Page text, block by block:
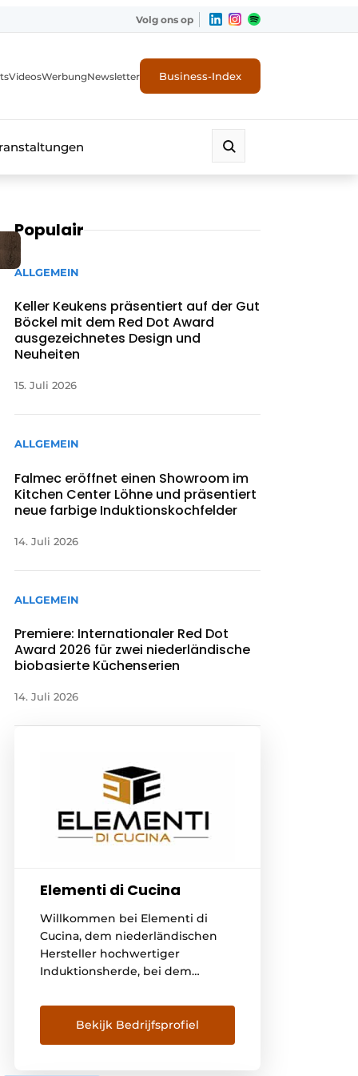
Volg ons op
VideosWerbungNewsletter Business-Index
Populair
ALLGEMEIN
Keller Keukens präsentiert auf der Gut
Böckel mit dem Red Dot Award
ausgezeichnetes Design und
Neuheiten
15. Juli 2026
ALLGEMEIN
Falmec eröffnet einen Showroom im
Kitchen Center Löhne und präsentiert
neue farbige Induktionskochfelder
14. Juli 2026
ALLGEMEIN
Premiere: Internationaler Red Dot
Award 2026 für zwei niederländische
biobasierte Küchenserien
14. Juli 2026
Elementi di Cucina
Willkommen bei Elementi di
Cucina, dem niederländischen
Hersteller hochwertiger
Induktionsherde, bei dem
Handwerkskunst, hohe Qualität
und Design zusammenkommen.
Wir sind unheimlich stolz auf
Bekijk Bedrijfsprofiel